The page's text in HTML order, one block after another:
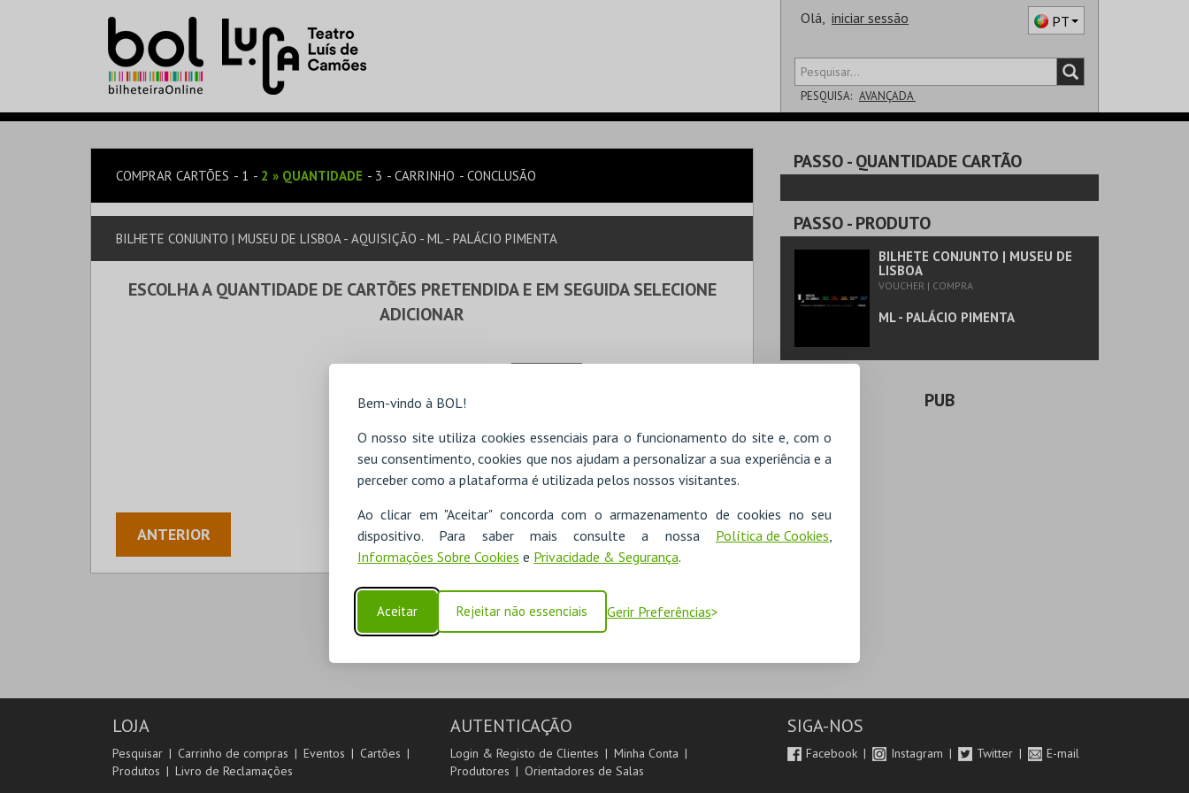
Bem-vindo à BOL!
O nosso site utiliza cookies essenciais para o funcionamento do site e, com o
seu consentimento, cookies que nos ajudam a personalizar a sua experiência e a
perceber como a plataforma é utilizada pelos nossos visitantes.
Ao clicar em "Aceitar" concorda com o armazenamento de cookies no seu
dispositivo. Para saber mais consulte a nossa Política de Cookies
Informações Sobre Cookies e Privacidade & Segurança.
Aceitar Rejeitar não essenciais Gerir Preferências
Olá, iniciar sessão PT
PESQUISA: AVANÇADA
COMPRAR CARTÕES 1 2 » QUANTIDADE 3 CARRINHO CONCLUSÃO
BILHETE CONJUNTO | MUSEU DE LISBOA - AQUISIÇÃO - ML - PALÁCIO PIMENTA
ESCOLHA A QUANTIDADE DE CARTÕES PRETENDIDA E EM SEGUIDA SELECIONE
ADICIONAR
ANTERIOR SEGUINTE
PASSO- QUANTIDADE CARTÃO
PASSO- PRODUTO
BILHETE CONJUNTO | MUSEU DE
LISBOA
VOUCHER | COMPRA
ML - PALÁCIO PIMENTA
PUB
LOJA
Pesquisar Carrinho de compras Eventos
Cartões
Produtos
Livro de Reclamações
AUTENTICAÇÃO
Login & Registo de Clientes
Minha Conta
Produtores
Orientadores de Salas
SIGA-NOS
Facebook Instagram Twitter E-mail